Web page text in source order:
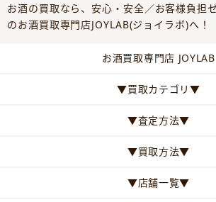
お酒の買取なら、安心・安全／お客様負担
のお酒買取専門店JOYLAB(ジョイラボ)へ！
お酒買取専門店 JOYLAB
▼買取カテゴリ▼
▼査定方法▼
▼買取方法▼
▼店舗一覧▼